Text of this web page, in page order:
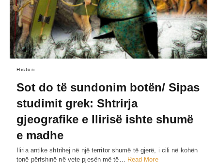
Histori
Sot do të sundonim botën/ Sipas
studimit grek: Shtrirja
gjeografike e Ilirisë ishte shumë
e madhe
Iliria antike shtrihej në një territor shumë të gjerë, i cili në kohën
tonë përfshinë në vete pjesën më të… Read More